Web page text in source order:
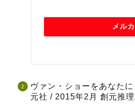
メル
ヴァン・ショーをあなた
元社 / 2015年2月 創元推理